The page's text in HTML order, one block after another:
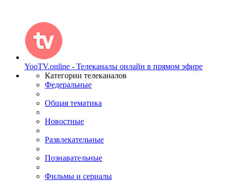
YooTV.online - Телеканалы онлайн в прямом эфире
Категории телеканалов
Федеральные
Общая тематика
Новостные
Развлекательные
Познавательные
Фильмы и сериалы